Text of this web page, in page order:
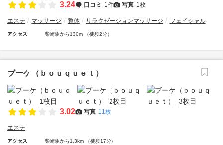
3.24 口コミ 1件 写真 1枚
エステ マッサージ 整体 リラクゼーションマッサージ フェイシャル
アクセス 柴崎駅から130m （徒歩2分）
ブーケ（ｂｏｕｑｕｅｔ）
3.02 写真 11枚
エステ
アクセス 柴崎駅から1.3km （徒歩17分）